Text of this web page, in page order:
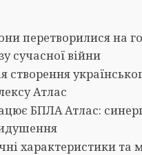
перетворилися на
сучасної війни
створення
Атлас
БПЛА Атлас:
характеристики та